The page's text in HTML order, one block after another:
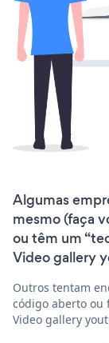
Algumas
mesmo (faça
ou têm um
Video gallery
Outros tentam
código aberto ou
Video gallery